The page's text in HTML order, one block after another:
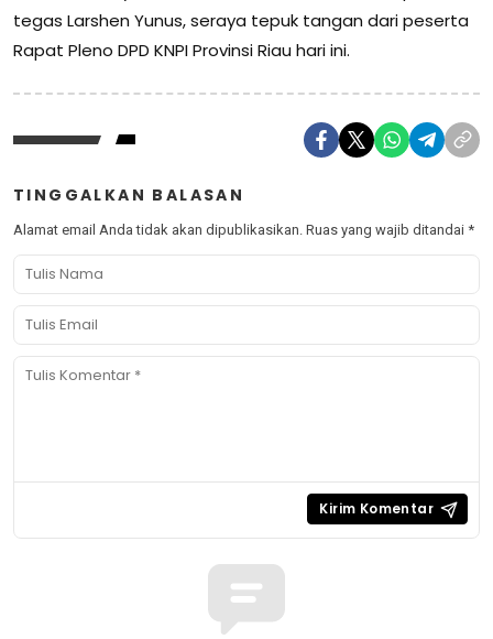
tegas Larshen Yunus, seraya tepuk tangan dari peserta
Rapat Pleno DPD KNPI Provinsi Riau hari ini.
TINGGALKAN BALASAN
Alamat email Anda tidak akan dipublikasikan. Ruas yang wajib ditandai *